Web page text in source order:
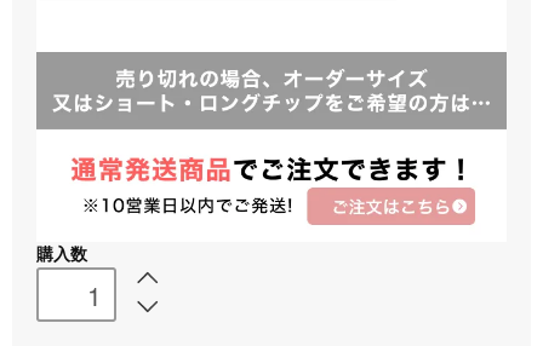
購入数